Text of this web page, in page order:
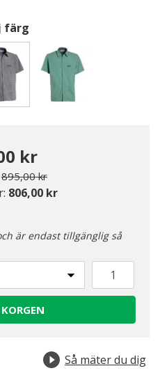
färg
kr
Pris nedsatt från
895,00 krtill
806,00 kr
är endast tillgänglig så
Så mäter du dig